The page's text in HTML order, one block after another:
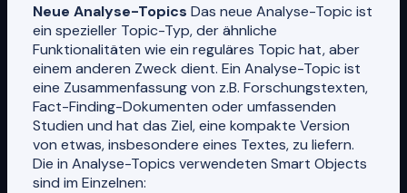
Neue Analyse-Topics Das neue Analyse-Topic ist
ein spezieller Topic-Typ, der ähnliche
Funktionalitäten wie ein reguläres Topic hat, aber
einem anderen Zweck dient. Ein Analyse-Topic ist
eine Zusammenfassung von z.B. Forschungstexten,
Fact-Finding-Dokumenten oder umfassenden
Studien und hat das Ziel, eine kompakte Version
von etwas, insbesondere eines Textes, zu liefern.
Die in Analyse-Topics verwendeten Smart Objects
sind im Einzelnen: